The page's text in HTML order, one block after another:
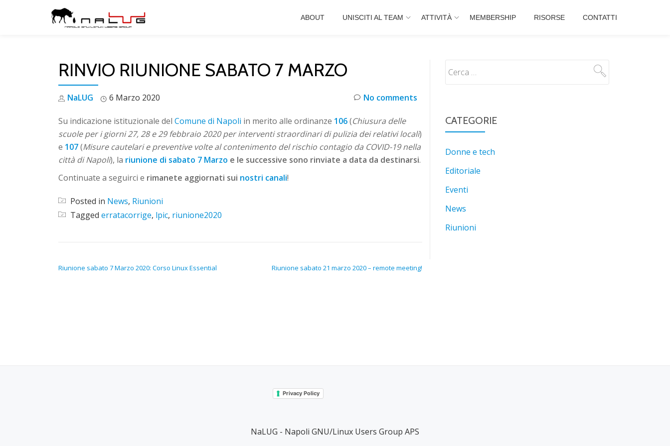
ABOUT UNISCITI AL TEAM ATTIVITÀ MEMBERSHIP RISORSE CONTATTI
RINVIO RIUNIONE SABATO 7 MARZO
NaLUG 6 Marzo 2020 No comments
Su indicazione istituzionale del Comune di Napoli in merito alle ordinanze 106(Chiusura delle
scuole per i giorni 27, 28 e 29 febbraio 2020 per interventi straordinari di pulizia dei relativi locali)
e 107(Misure cautelari e preventive volte al contenimento del rischio contagio da COVID-19 nella
città di Napoli), la riunione di sabato 7 Marzo e le successive sono rinviate a data da destinarsi.
Continuate a seguirci e rimanete aggiornati sui nostri canali!
Posted in News, Riunioni
Tagged erratacorrige, lpic, riunione2020
Riunione sabato 7 Marzo 2020: Corso Linux Essential Riunione sabato 21 marzo 2020 – remote meeting!
CATEGORIE
Donne e tech
Editoriale
Eventi
News
Riunioni
Privacy Policy
NaLUG - Napoli GNU/Linux Users Group APS